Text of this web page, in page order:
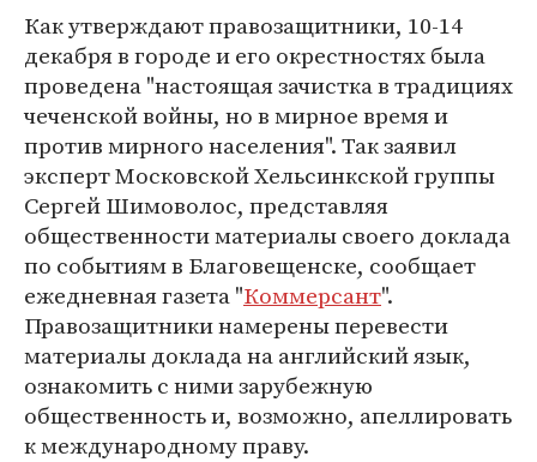
Как утверждают правозащитники, 10-14
декабря в городе и его окрестностях была
проведена "настоящая зачистка в традициях
чеченской войны, но в мирное время и
против мирного населения". Так заявил
эксперт Московской Хельсинкской группы
Сергей Шимоволос, представляя
общественности материалы своего доклада
по событиям в Благовещенске, сообщает
ежедневная газета "Коммерсант".
Правозащитники намерены перевести
материалы доклада на английский язык,
ознакомить с ними зарубежную
общественность и, возможно, апеллировать
к международному праву.